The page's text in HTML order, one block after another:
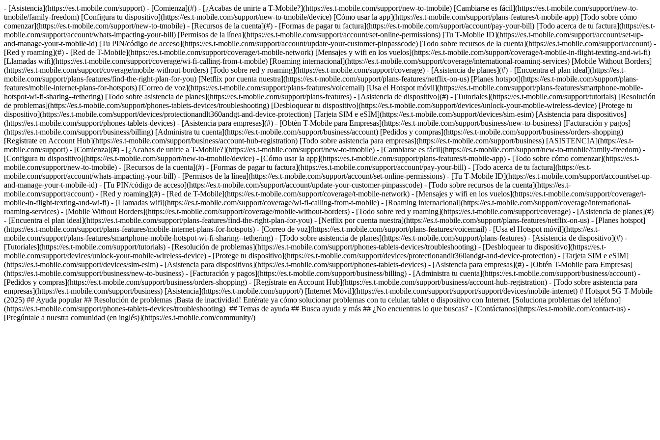
- [Asistencia](https://es.t-mobile.com/support) - [Comienza](#) - [¿Acabas de unirte a T-Mobile?](https://es.t-mobile.com/support/new-to-tmobile) [Cambiarse es fácil](https://es.t-mobile.com/support/new-to-
tmobile/family-freedom) [Configura tu dispositivo](https://es.t-mobile.com/support/new-to-tmobile/device) [Cómo usar la app](https://es.t-mobile.com/support/plans-features/t-mobile-app) [Todo sobre cómo
comenzar](https://es.t-mobile.com/support/new-to-tmobile) - [Recursos de la cuenta](#) - [Formas de pagar tu factura](https://es.t-mobile.com/support/account/pay-your-bill) [Todo acerca de tu factura](https://es.t-
mobile.com/support/account/whats-impacting-your-bill) [Permisos de la línea](https://es.t-mobile.com/support/account/set-online-permissions) [Tu T-Mobile ID](https://es.t-mobile.com/support/account/set-up-
and-manage-your-t-mobile-id) [Tu PIN/código de acceso](https://es.t-mobile.com/support/account/update-your-customer-pinpasscode) [Todo sobre recursos de la cuenta](https://es.t-mobile.com/support/account) -
[Red y roaming](#) - [Red de T-Mobile](https://es.t-mobile.com/support/coverage/t-mobile-network) [Mensajes y wifi en los vuelos](https://es.t-mobile.com/support/coverage/t-mobile-in-flight-texting-and-wi-fi)
[Llamadas wifi](https://es.t-mobile.com/support/coverage/wi-fi-calling-from-t-mobile) [Roaming internacional](https://es.t-mobile.com/support/coverage/international-roaming-services) [Mobile Without Borders]
(https://es.t-mobile.com/support/coverage/mobile-without-borders) [Todo sobre red y roaming](https://es.t-mobile.com/support/coverage) - [Asistencia de planes](#) - [Encuentra el plan ideal](https://es.t-
mobile.com/support/plans-features/find-the-right-plan-for-you) [Netflix por cuenta nuestra](https://es.t-mobile.com/support/plans-features/netflix-on-us) [Planes hotspot](https://es.t-mobile.com/support/plans-
features/mobile-internet-plans-for-hotspots) [Correo de voz](https://es.t-mobile.com/support/plans-features/voicemail) [Usa el Hotspot móvil](https://es.t-mobile.com/support/plans-features/smartphone-mobile-
hotspot-wi-fi-sharing--tethering) [Todo sobre asistencia de planes](https://es.t-mobile.com/support/plans-features) - [Asistencia de dispositivo](#) - [Tutoriales](https://es.t-mobile.com/support/tutorials) [Resolución
de problemas](https://es.t-mobile.com/support/phones-tablets-devices/troubleshooting) [Desbloquear tu dispositivo](https://es.t-mobile.com/support/devices/unlock-your-mobile-wireless-device) [Protege tu
dispositivo](https://es.t-mobile.com/support/devices/protectionandlt360andgt-and-device-protection) [Tarjeta SIM e eSIM](https://es.t-mobile.com/support/devices/sim-esim) [Asistencia para dispositivos]
(https://es.t-mobile.com/support/phones-tablets-devices) - [Asistencia para empresas](#) - [Obtén T-Mobile para Empresas](https://es.t-mobile.com/support/business/new-to-business) [Facturación y pagos]
(https://es.t-mobile.com/support/business/billing) [Administra tu cuenta](https://es.t-mobile.com/support/business/account) [Pedidos y compras](https://es.t-mobile.com/support/business/orders-shopping)
[Regístrate en Account Hub](https://es.t-mobile.com/support/business/account-hub-registration) [Todo sobre asistencia para empresas](https://es.t-mobile.com/support/business) [ASISTENCIA](https://es.t-
mobile.com/support) - [Comienza](#) - [¿Acabas de unirte a T-Mobile?](https://es.t-mobile.com/support/new-to-tmobile) - [Cambiarse es fácil](https://es.t-mobile.com/support/new-to-tmobile/family-freedom) -
[Configura tu dispositivo](https://es.t-mobile.com/support/new-to-tmobile/device) - [Cómo usar la app](https://es.t-mobile.com/support/plans-features/t-mobile-app) - [Todo sobre cómo comenzar](https://es.t-
mobile.com/support/new-to-tmobile) - [Recursos de la cuenta](#) - [Formas de pagar tu factura](https://es.t-mobile.com/support/account/pay-your-bill) - [Todo acerca de tu factura](https://es.t-
mobile.com/support/account/whats-impacting-your-bill) - [Permisos de la línea](https://es.t-mobile.com/support/account/set-online-permissions) - [Tu T-Mobile ID](https://es.t-mobile.com/support/account/set-up-
and-manage-your-t-mobile-id) - [Tu PIN/código de acceso](https://es.t-mobile.com/support/account/update-your-customer-pinpasscode) - [Todo sobre recursos de la cuenta](https://es.t-
mobile.com/support/account) - [Red y roaming](#) - [Red de T-Mobile](https://es.t-mobile.com/support/coverage/t-mobile-network) - [Mensajes y wifi en los vuelos](https://es.t-mobile.com/support/coverage/t-
mobile-in-flight-texting-and-wi-fi) - [Llamadas wifi](https://es.t-mobile.com/support/coverage/wi-fi-calling-from-t-mobile) - [Roaming internacional](https://es.t-mobile.com/support/coverage/international-
roaming-services) - [Mobile Without Borders](https://es.t-mobile.com/support/coverage/mobile-without-borders) - [Todo sobre red y roaming](https://es.t-mobile.com/support/coverage) - [Asistencia de planes](#)
- [Encuentra el plan ideal](https://es.t-mobile.com/support/plans-features/find-the-right-plan-for-you) - [Netflix por cuenta nuestra](https://es.t-mobile.com/support/plans-features/netflix-on-us) - [Planes hotspot]
(https://es.t-mobile.com/support/plans-features/mobile-internet-plans-for-hotspots) - [Correo de voz](https://es.t-mobile.com/support/plans-features/voicemail) - [Usa el Hotspot móvil](https://es.t-
mobile.com/support/plans-features/smartphone-mobile-hotspot-wi-fi-sharing--tethering) - [Todo sobre asistencia de planes](https://es.t-mobile.com/support/plans-features) - [Asistencia de dispositivo](#) -
[Tutoriales](https://es.t-mobile.com/support/tutorials) - [Resolución de problemas](https://es.t-mobile.com/support/phones-tablets-devices/troubleshooting) - [Desbloquear tu dispositivo](https://es.t-
mobile.com/support/devices/unlock-your-mobile-wireless-device) - [Protege tu dispositivo](https://es.t-mobile.com/support/devices/protectionandlt360andgt-and-device-protection) - [Tarjeta SIM e eSIM]
(https://es.t-mobile.com/support/devices/sim-esim) - [Asistencia para dispositivos](https://es.t-mobile.com/support/phones-tablets-devices) - [Asistencia para empresas](#) - [Obtén T-Mobile para Empresas]
(https://es.t-mobile.com/support/business/new-to-business) - [Facturación y pagos](https://es.t-mobile.com/support/business/billing) - [Administra tu cuenta](https://es.t-mobile.com/support/business/account) -
[Pedidos y compras](https://es.t-mobile.com/support/business/orders-shopping) - [Regístrate en Account Hub](https://es.t-mobile.com/support/business/account-hub-registration) - [Todo sobre asistencia para
empresas](https://es.t-mobile.com/support/business) [Asistencia](https://es.t-mobile.com/support/) [Internet Móvil](https://es.t-mobile.com/support/support/support/devices/mobile-internet) # Hotspot 5G T-Mobile
(2025) ## Ayuda popular ## Resolución de problemas ¡Basta de inactividad! Entérate ya cómo solucionar problemas con tu celular, tablet o dispositivo con Internet. [Soluciona problemas del teléfono]
(https://es.t-mobile.com/support/phones-tablets-devices/troubleshooting) ## Temas de ayuda ## Busca ayuda y más ## ¿No encuentras lo que buscas? - [Contáctanos](https://es.t-mobile.com/contact-us) -
[Pregúntale a nuestra comunidad (en inglés)](https://es.t-mobile.com/community/)